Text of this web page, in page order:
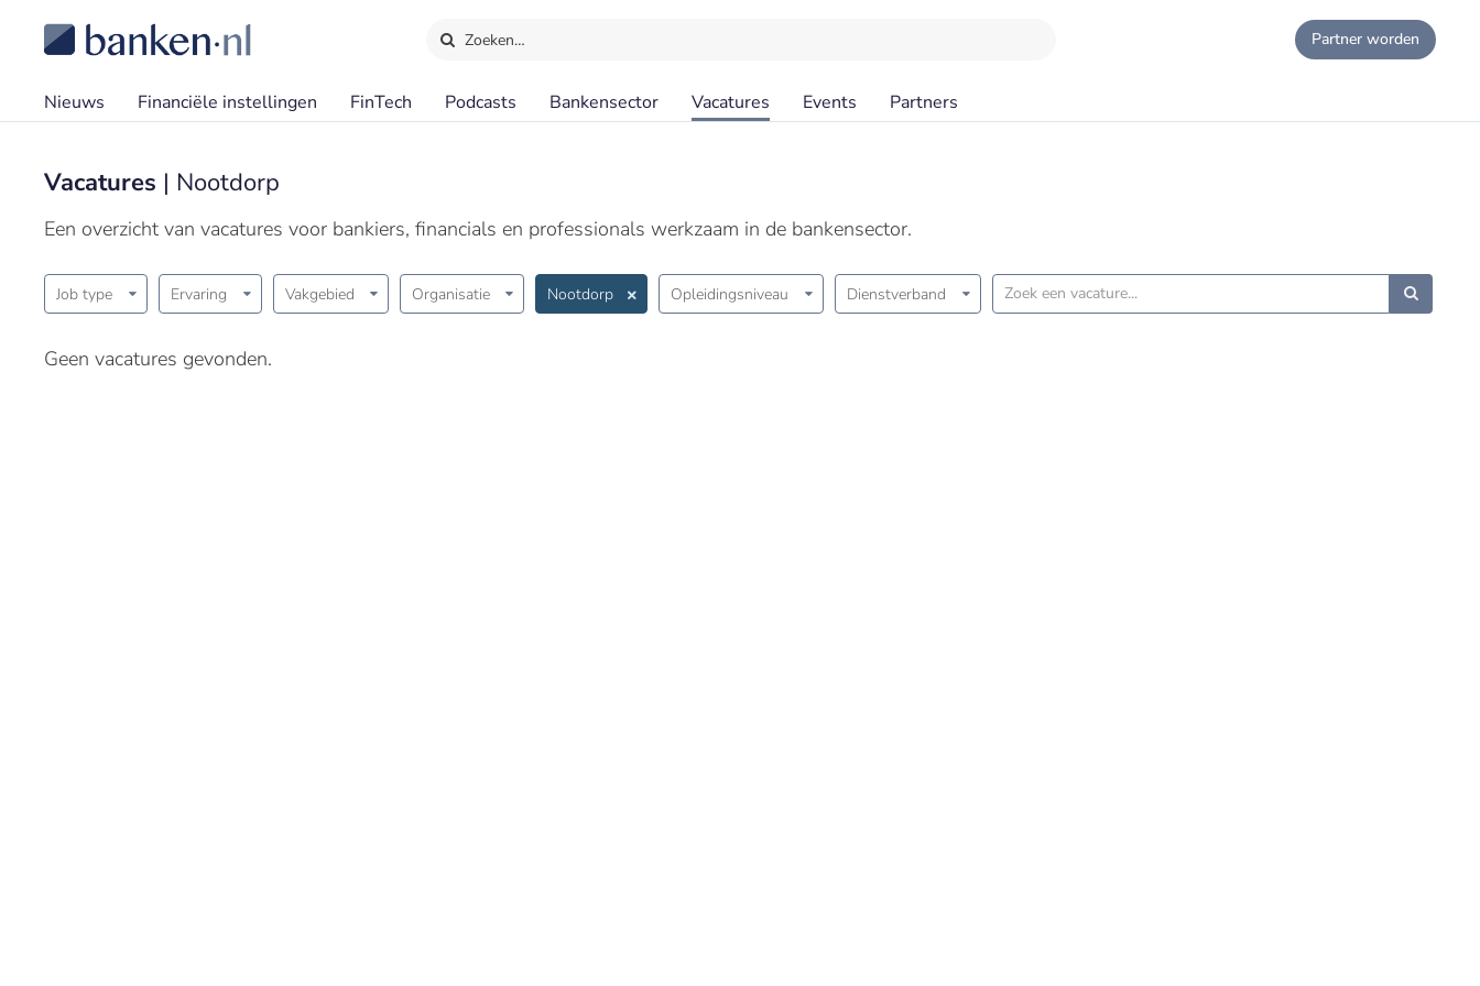
Zoeken… Partner worden
Nieuws Financiële instellingen FinTech Podcasts Bankensector Vacatures Events Partners
Vacatures | Nootdorp
Een overzicht van vacatures voor bankiers, financials en professionals werkzaam in de bankensector.
Job type Ervaring Vakgebied Organisatie Nootdorp Opleidingsniveau Dienstverband
Geen vacatures gevonden.